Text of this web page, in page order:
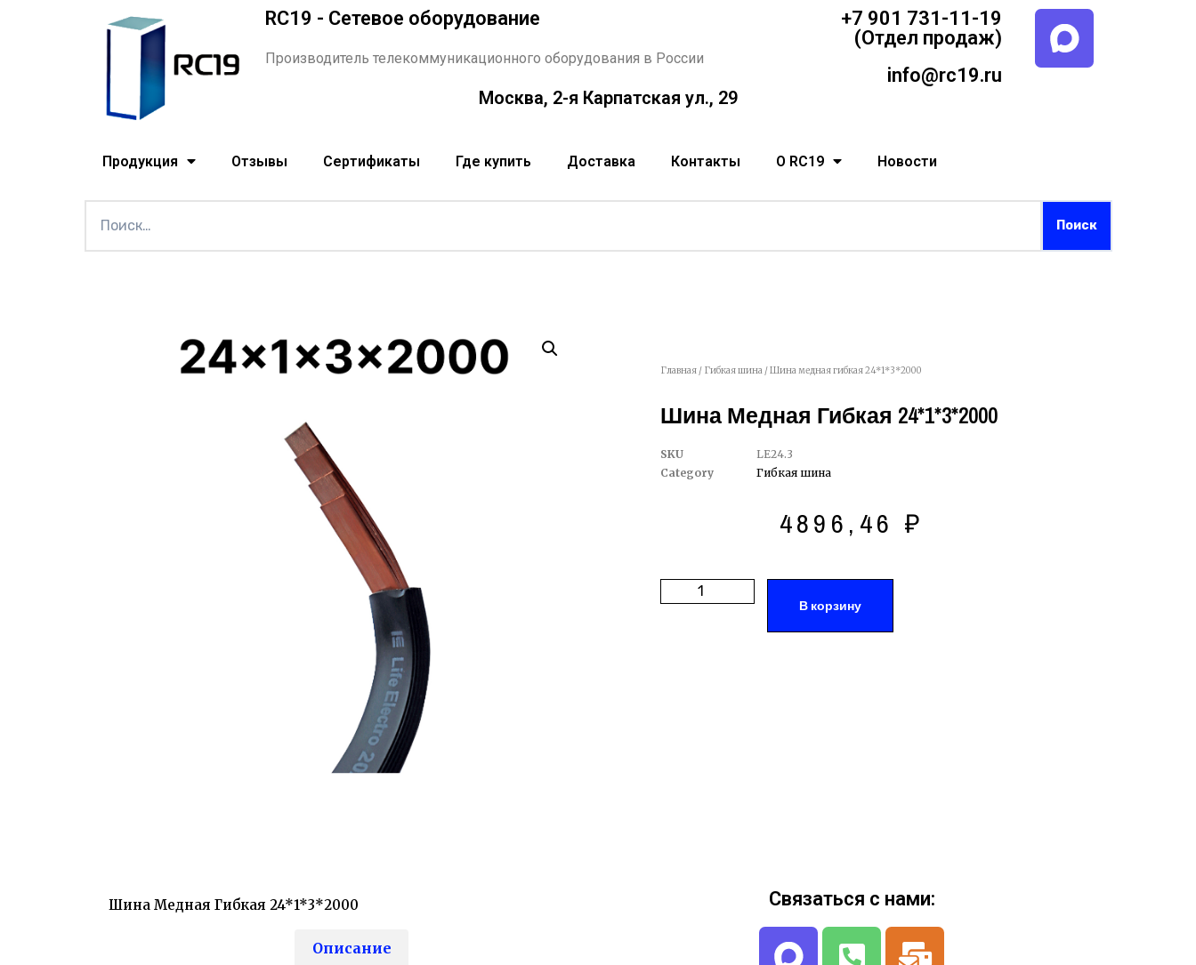
RC19 - Сетевое оборудование
Производитель телекоммуникационного оборудования в России
Москва, 2-я Карпатская ул., 29
+7 901 731-11-19
(Отдел продаж)
info@rc19.ru
Продукция Отзывы Сертификаты Где купить Доставка Контакты О RC19 Новости
Главная / Гибкая шина / Шина медная гибкая 24*1*3*2000
Шина Медная Гибкая 24*1*3*2000
SKU
LE24.3
Category
Гибкая шина
4896,46 ₽
В корзину
Шина Медная Гибкая 24*1*3*2000
Описание
Связаться с нами: